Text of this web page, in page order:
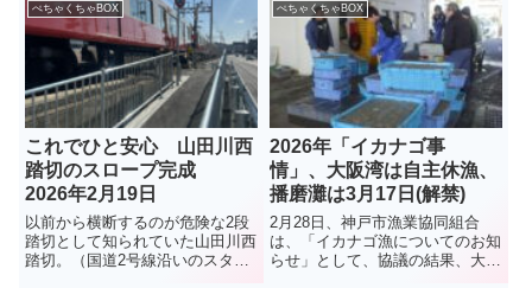
ぺちゃくちゃBOX
これでひと安心 山田川西
踏切のスロープ完成
2026年2月19日
以前から横断するのが危険な2段
踏切として知られていた山田川西
踏切。（国道2号線沿いのスター
ぺちゃくちゃBOX
2026年「イカナゴ事
情」、大阪湾は自主休漁、
播磨灘は3月17日(解禁)
2月28日、神戸市漁業協同組合
は、「イカナゴ漁についてのお知
らせ」として、協議の結果、大阪